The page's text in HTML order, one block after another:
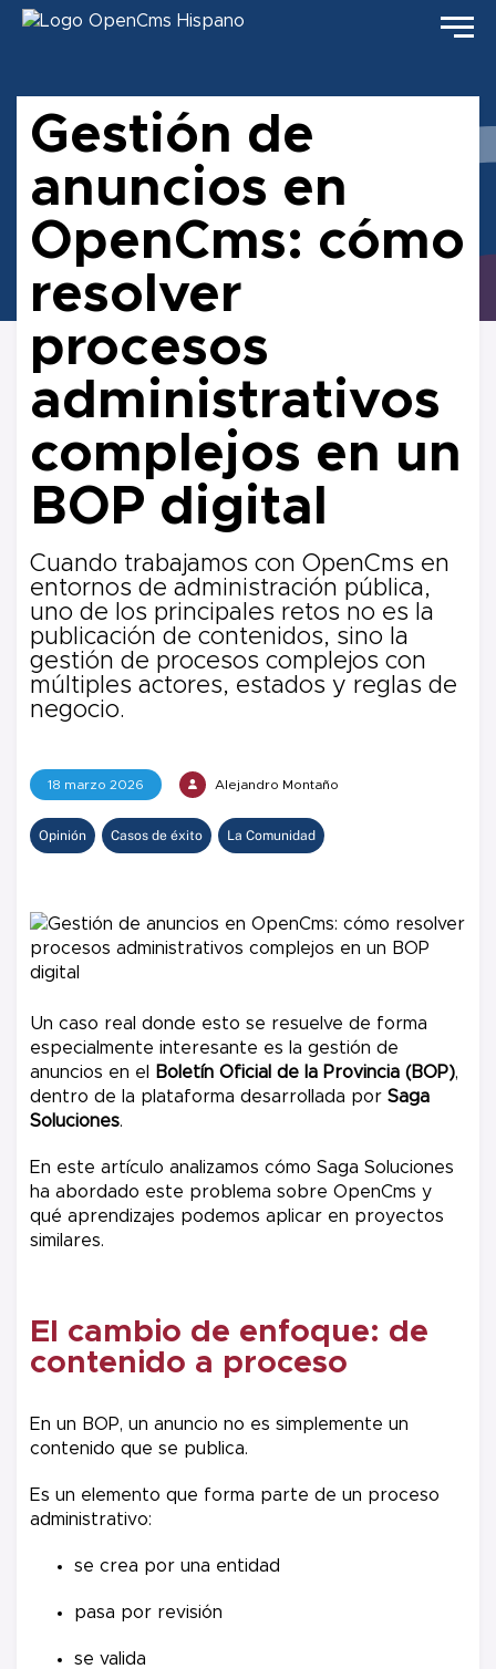
Gestión de
anuncios en
OpenCms: cómo
resolver
procesos
administrativos
complejos en un
BOP digital
Cuando trabajamos con OpenCms en
entornos de administración pública,
uno de los principales retos no es la
publicación de contenidos, sino la
gestión de procesos complejos con
múltiples actores, estados y reglas de
negocio.
18 marzo 2026 Alejandro Montaño
Opinión Casos de éxito La Comunidad
Un caso real donde esto se resuelve de forma
especialmente interesante es la gestión de
anuncios en el
Boletín Oficial de la Provincia (BOP),
dentro de la plataforma desarrollada por Saga
Soluciones.
En este artículo analizamos cómo Saga Soluciones
ha abordado este problema sobre OpenCms y
qué aprendizajes podemos aplicar en proyectos
similares.
El cambio de enfoque: de
contenido a proceso
En un BOP, un anuncio no es simplemente un
contenido que se publica.
Es un elemento que forma parte de un proceso
administrativo:
se crea por una entidad
pasa por revisión
se valida